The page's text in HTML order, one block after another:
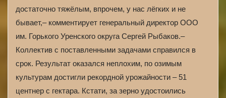
достаточно тяжёлым, впрочем, у нас лёгких и не
бывает,– комментирует генеральный директор ООО
им. Горького Уренского округа Сергей Рыбаков.–
Коллектив с поставленными задачами справился в
срок. Результат оказался неплохим, по озимым
культурам достигли рекордной урожайности – 51
центнер с гектара. Кстати, за зерно удостоились